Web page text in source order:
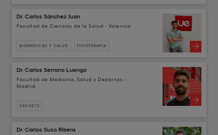
Dr. Carlos Sánchez Juan
Facultad de Ciencias de la Salud - Valencia
BIOMÉDICAS Y SALUD FISIOTERAPIA
Dr. Carlos Serrano Luengo
Facultad de Medicina, Salud y Deportes -
Madrid
DEPORTE
Dr. Carlos Suso Ribera